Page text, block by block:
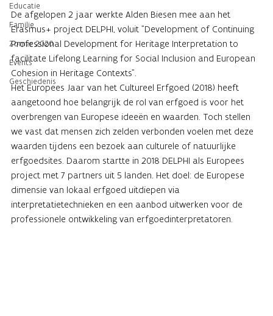
Educatie
Familie
Zomer 2020
Events
Geschiedenis
De afgelopen 2 jaar werkte Alden Biesen mee aan het
Erasmus+ project DELPHI, voluit "Development of Continuing
Professional Development for Heritage Interpretation to
facilitate Lifelong Learning for Social Inclusion and European
Cohesion in Heritage Contexts".
Het Europees Jaar van het Cultureel Erfgoed (2018) heeft
aangetoond hoe belangrijk de rol van erfgoed is voor het
overbrengen van Europese ideeën en waarden. Toch stellen
we vast dat mensen zich zelden verbonden voelen met deze
waarden tijdens een bezoek aan culturele of natuurlijke
erfgoedsites. Daarom startte in 2018 DELPHI als Europees
project met 7 partners uit 5 landen. Het doel: de Europese
dimensie van lokaal erfgoed uitdiepen via
interpretatietechnieken en een aanbod uitwerken voor de
professionele ontwikkeling van erfgoedinterpretatoren.